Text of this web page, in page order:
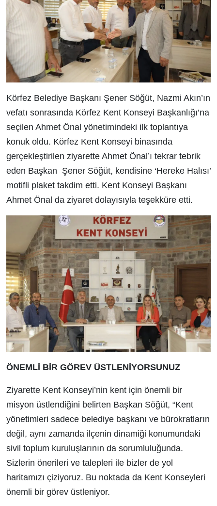
Körfez Belediye Başkanı Şener Söğüt, Nazmi Akın’ın
vefatı sonrasında Körfez Kent Konseyi Başkanlığı’na
seçilen Ahmet Önal yönetimindeki ilk toplantıya
konuk oldu. Körfez Kent Konseyi binasında
gerçekleştirilen ziyarette Ahmet Önal’ı tekrar tebrik
eden Başkan Şener Söğüt, kendisine ‘Hereke Halısı’
motifli plaket takdim etti. Kent Konseyi Başkanı
Ahmet Önal da ziyaret dolayısıyla teşekküre etti.
ÖNEMLİ BİR GÖREV ÜSTLENİYORSUNUZ
Ziyarette Kent Konseyi’nin kent için önemli bir
misyon üstlendiğini belirten Başkan Söğüt, “Kent
yönetimleri sadece belediye başkanı ve bürokratların
değil, aynı zamanda ilçenin dinamiği konumundaki
sivil toplum kuruluşlarının da sorumluluğunda.
Sizlerin önerileri ve talepleri ile bizler de yol
haritamızı çiziyoruz. Bu noktada da Kent Konseyleri
önemli bir görev üstleniyor.